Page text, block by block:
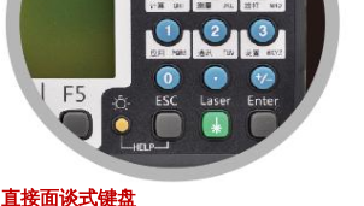
直接面谈式键盘